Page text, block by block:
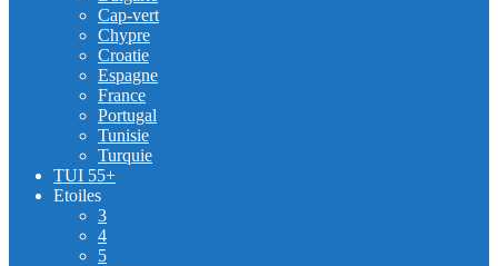
Cap-vert
Chypre
Croatie
Espagne
France
Portugal
Tunisie
Turquie
TUI 55+
Etoiles
3
4
5